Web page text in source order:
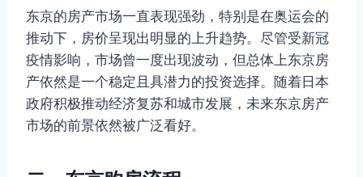
东京的房产市场一直表现强劲，特别是在奥运会的
推动下，房价呈现出明显的上升趋势。尽管受新冠
疫情影响，市场曾一度出现波动，但总体上东京房
产依然是一个稳定且具潜力的投资选择。随着日本
政府积极推动经济复苏和城市发展，未来东京房产
市场的前景依然被广泛看好。